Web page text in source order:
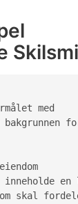
med
inneholde
skal